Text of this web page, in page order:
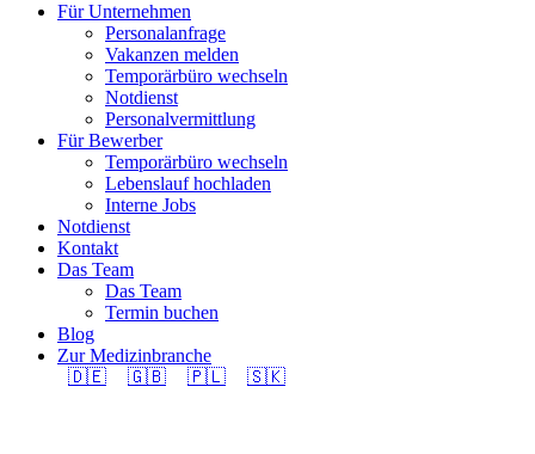
Für Unternehmen
Personalanfrage
Vakanzen melden
Temporärbüro wechseln
Notdienst
Personalvermittlung
Für Bewerber
Temporärbüro wechseln
Lebenslauf hochladen
Interne Jobs
Notdienst
Kontakt
Das Team
Das Team
Termin buchen
Blog
Zur Medizinbranche
🇩🇪
🇬🇧 🇵🇱 🇸🇰